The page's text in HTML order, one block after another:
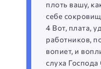
плоть вашу,
себе
4 Вот, плата,
работников,
вопиет, и
слуха Господа